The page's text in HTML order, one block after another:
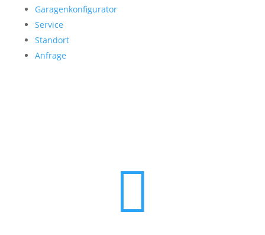
Garagenkonfigurator
Service
Standort
Anfrage
